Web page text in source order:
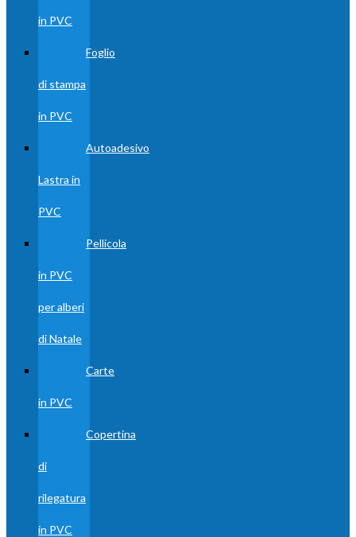
in PVC
Foglio
di stampa
in PVC
Autoadesivo
Lastra in
PVC
Pellicola
in PVC
per alberi
di Natale
Carte
in PVC
Copertina
di
rilegatura
in PVC